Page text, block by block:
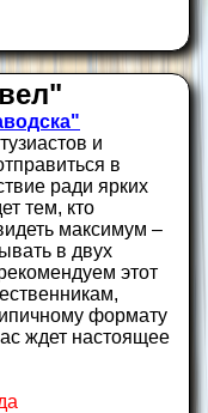
и
в
ради ярких
тем, кто
максимум –
в двух
этот
формату
ждет настоящее